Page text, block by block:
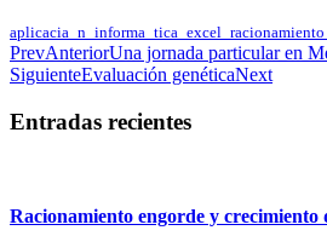
PrevAnteriorUna jornada particular en
SiguienteEvaluación genéticaNext
Entradas recientes
Racionamiento engorde y crecimiento